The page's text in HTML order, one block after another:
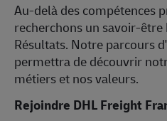
Au-delà des compétences
recherchons un savoir-être
Résultats. Notre parcours
permettra de découvrir
métiers et nos valeurs.
Rejoindre DHL Freight